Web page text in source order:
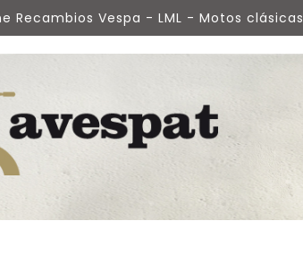
Recambios Vespa - LML - Motos clásicas